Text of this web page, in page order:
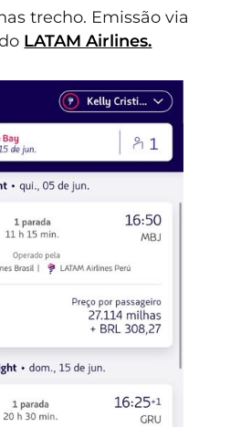
trecho. Emissão via
LATAM Airlines.